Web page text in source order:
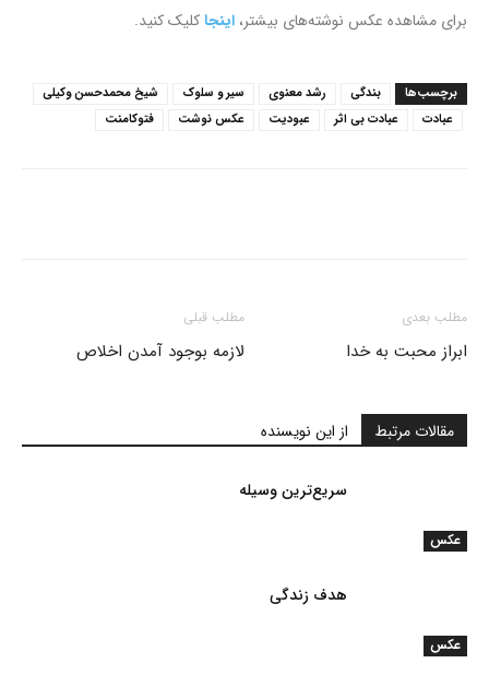
برای مشاهده عکس نوشته‌های بیشتر، اینجا کلیک کنید.
برچسب‌ها بندگی رشد معنوی سیر و سلوک
شیخ محمدحسن وکیلی
عبادت
عبادت بی اثر عبودیت عکس نوشت فتوکامنت
مطلب قبلی
لازمه بوجود آمدن اخلاص
مطلب بعدی
ابراز محبت به خدا
مقالات مرتبط از این نویسنده
عکس
سریع‌ترین وسیله
عکس
هدف زندگی